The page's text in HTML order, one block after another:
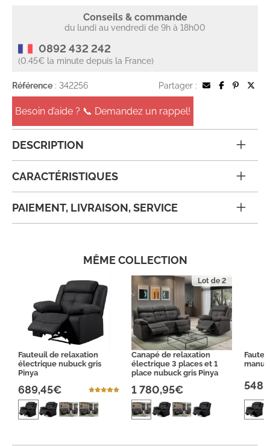
Conseils & commande
du lundi au vendredi de 9h à 18h00
0892 432 242
(0.45€ la minute depuis la France)
Référence : 342256 Partager :
Besoin d’aide ? 📞 Demandez un rappel!
DESCRIPTION
CARACTÉRISTIQUES
PAIEMENT, LIVRAISON, SERVICE
MÊME COLLECTION
Fauteuil de relaxation
électrique nubuck gris
Pinya
689,45€
Lot de 2
Canapé de relaxation
électrique 3 places et 1
place nubuck gris Pinya
1 780,95€